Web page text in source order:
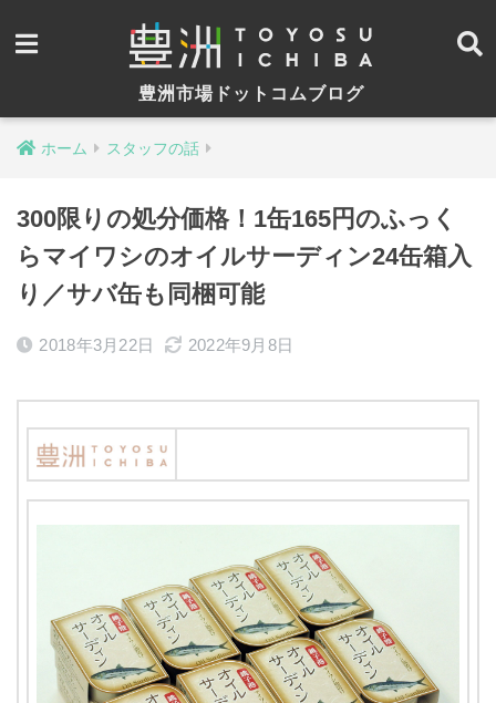
豊洲市場ドットコムブログ
ホーム スタッフの話
300限りの処分価格！1缶165円のふっく
らマイワシのオイルサーディン24缶箱入
り／サバ缶も同梱可能
2018年3月22日 2022年9月8日